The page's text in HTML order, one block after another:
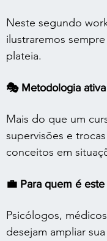
Neste segundo
ilustraremos
plateia.
🎭 Metodologia
Mais do que um
supervisões e
conceitos em
💼 Para quem é
Psicólogos,
desejam ampliar